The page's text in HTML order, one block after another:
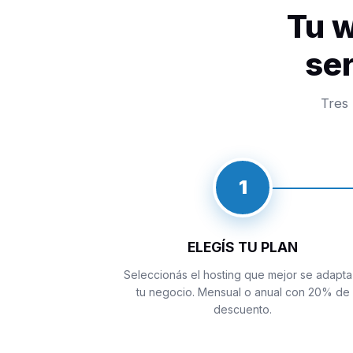
Tu
Tres
1
ELEGÍS TU PLAN
Seleccionás el hosting que mejor se
tu negocio. Mensual o anual con 20% de
descuento.